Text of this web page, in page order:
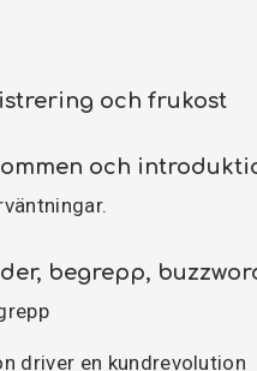
och frukost
och
begrepp,
driver en kundrevolution